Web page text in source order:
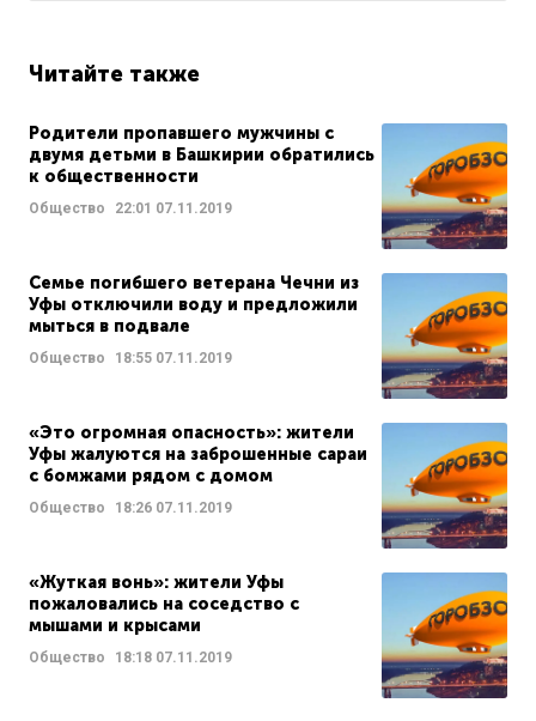
Читайте также
Родители пропавшего мужчины с
двумя детьми в Башкирии обратились
к общественности
Общество 22:01 07.11.2019
Семье погибшего ветерана Чечни из
Уфы отключили воду и предложили
мыться в подвале
Общество 18:55 07.11.2019
«Это огромная опасность»: жители
Уфы жалуются на заброшенные сараи
с бомжами рядом с домом
Общество 18:26 07.11.2019
«Жуткая вонь»: жители Уфы
пожаловались на соседство с
мышами и крысами
Общество 18:18 07.11.2019